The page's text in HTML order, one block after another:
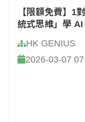
【限額免費】1
統式思維」學
HK GENIUS
2026-03-07